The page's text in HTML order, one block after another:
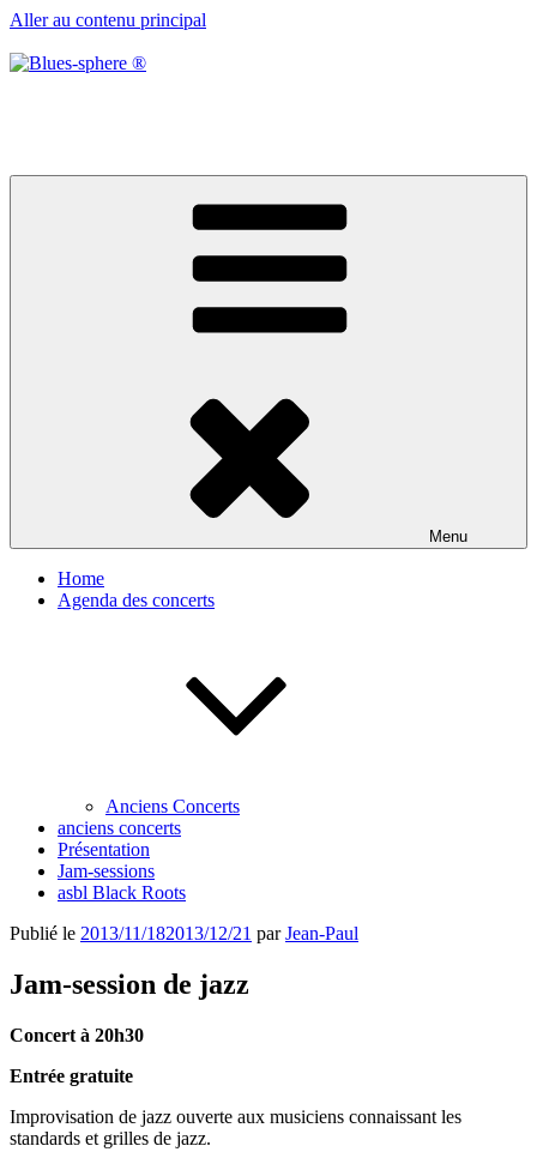
Aller au contenu principal
Menu
Home
Agenda des concerts
Anciens Concerts
anciens concerts
Présentation
Jam-sessions
asbl Black Roots
Publié le 2013/11/182013/12/21 parJean-Paul
Jam-session de jazz
Concert à 20h30
Entrée gratuite
Improvisation de jazz ouverte aux musiciens connaissant les
standards et grilles de jazz.